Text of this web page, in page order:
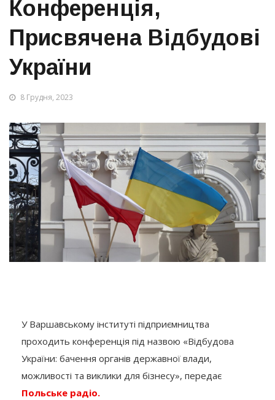
Конференція,
Присвячена Відбудові
України
8 Грудня, 2023
У Варшавському інституті підприємництва
проходить конференція під назвою «Відбудова
України: бачення органів державної влади,
можливості та виклики для бізнесу», передає
Польське радіо.